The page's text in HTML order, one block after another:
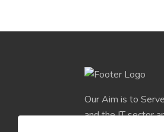
Our Aim is to
and the IT sector